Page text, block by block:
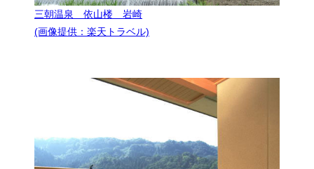
三朝温泉 依山楼 岩崎
(画像提供：楽天トラベル)